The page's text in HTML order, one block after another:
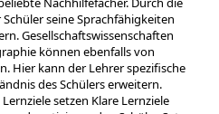
seine Sprachfähigkeiten
Gesellschaftswissenschaften
können ebenfalls von
Hier kann der Lehrer spezifische
des Schülers erweitern.
setzen Klare Lernziele